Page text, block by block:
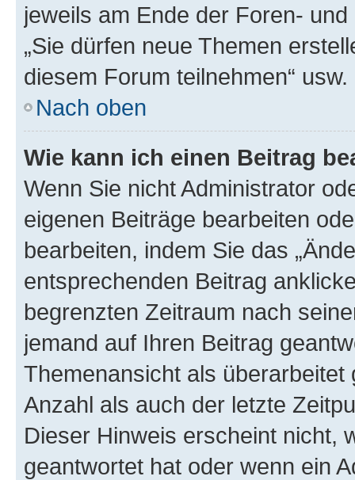
jeweils am Ende der Foren-
„Sie dürfen neue Themen
diesem Forum teilnehmen“ usw.
Nach oben
Wie kann ich einen Beitrag
Wenn Sie nicht Administrator
eigenen Beiträge bearbeiten
bearbeiten, indem Sie das
entsprechenden Beitrag
begrenzten Zeitraum nach
jemand auf Ihren Beitrag
Themenansicht als
Anzahl als auch der letzte
Dieser Hinweis erscheint nicht,
geantwortet hat oder wenn ein